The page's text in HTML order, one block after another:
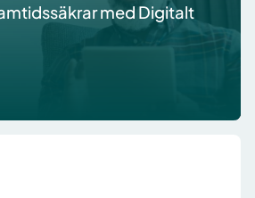
med Digitalt
har infört Digitalt Besök